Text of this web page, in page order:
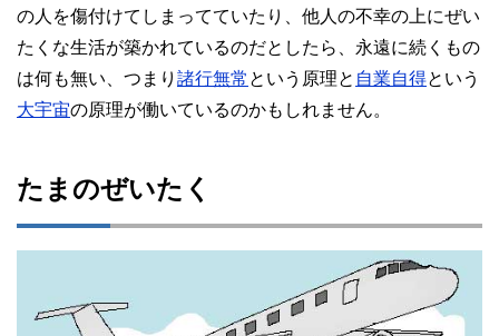
の人を傷付けてしまってていたり、他人の不幸の上にぜい
たくな生活が築かれているのだとしたら、永遠に続くもの
は何も無い、つまり 諸行無常 という原理と 自業自得という
大宇宙の原理が働いているのかもしれません。
たまのぜいたく